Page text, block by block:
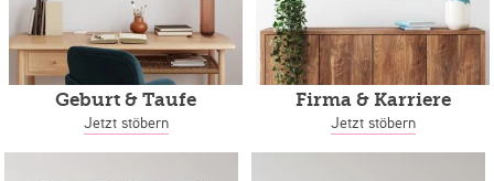
Geburt & Taufe
Jetzt stöbern
Firma & Karriere
Jetzt stöbern